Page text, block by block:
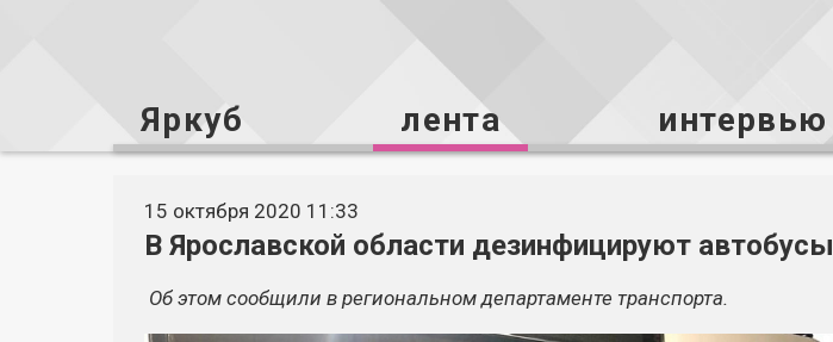
Яркуб лента интервью
15 октября 2020 11:33
В Ярославской области дезинфицируют автобусы
Об этом сообщили в региональном департаменте транспорта.